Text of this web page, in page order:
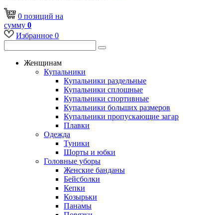
0 позиций на
сумму 0
Избранное 0
Женщинам
Купальники
Купальники раздельные
Купальники сплошные
Купальники спортивные
Купальники больших размеров
Купальники пропускающие загар
Плавки
Одежда
Туники
Шорты и юбки
Головные уборы
Женские банданы
Бейсболки
Кепки
Козырьки
Панамы